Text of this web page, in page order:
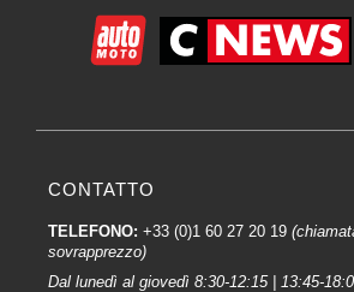
CONTATTO
TELEFONO: +33 (0)1 60 27 20 19
sovrapprezzo)
Dal lunedì al giovedì 8:30-12:15 | 13:45-